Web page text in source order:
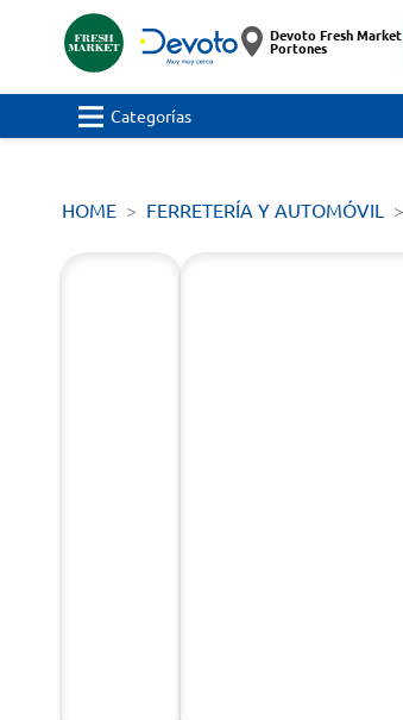
Devoto Fresh Market
Portones
Categorías
HOME FERRETERÍA Y AUTOMÓVIL